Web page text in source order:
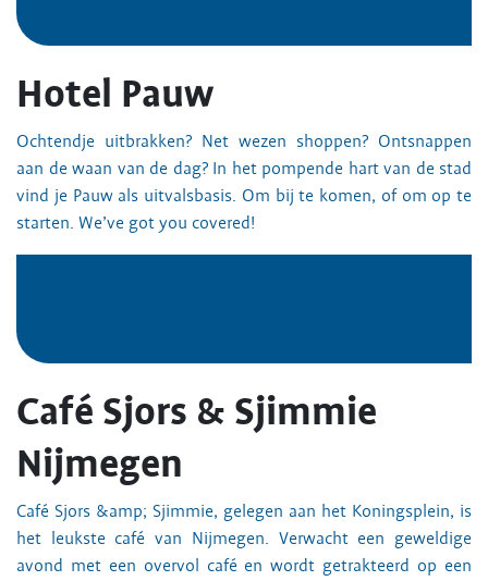
Hotel Pauw
Ochtendje uitbrakken? Net wezen shoppen? Ontsnappen
aan de waan van de dag? In het pompende hart van de stad
vind je Pauw als uitvalsbasis. Om bij te komen, of om op te
starten. We’ve got you covered!
Café Sjors & Sjimmie
Nijmegen
Café Sjors &amp; Sjimmie, gelegen aan het Koningsplein, is
het leukste café van Nijmegen. Verwacht een geweldige
avond met een overvol café en wordt getrakteerd op een